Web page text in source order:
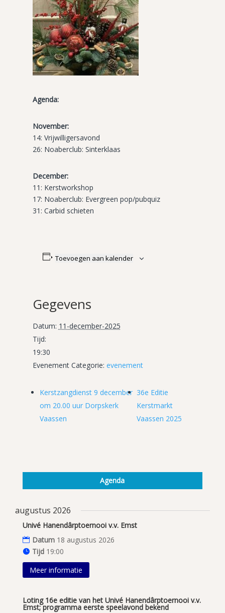
Agenda:
November:
14: Vrijwilligersavond
26: Noaberclub: Sinterklaas
December:
11: Kerstworkshop
17: Noaberclub: Evergreen pop/pubquiz
31: Carbid schieten
Toevoegen aan kalender
Gegevens
Datum: 11-december-2025
Tijd:
19:30
Evenement Categorie: evenement
Kerstzangdienst 9 december
om 20.00 uur Dorpskerk
Vaassen
36e Editie
Kerstmarkt
Vaassen 2025
Agenda
augustus 2026
Univé Hanendârptoernooi v.v. Emst
Datum 18 augustus 2026
Tijd 19:00
Meer informatie
Loting 16e editie van het Univé Hanendârptoernooi v.v.
Emst; programma eerste speelavond bekend